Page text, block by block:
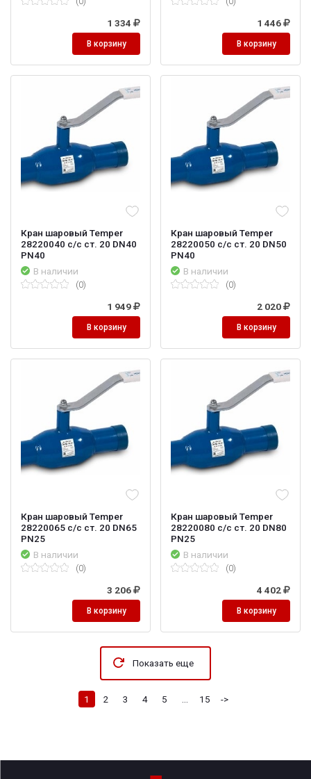
1 334
В корзину
1 446
В корзину
Кран шаровый Temper
28220040 с/с ст. 20 DN40
PN40
В наличии
(0)
1 949
В корзину
Кран шаровый Temper
28220050 с/с ст. 20 DN50
PN40
В наличии
(0)
2 020
В корзину
Кран шаровый Temper
28220065 с/с ст. 20 DN65
PN25
В наличии
(0)
3 206
В корзину
Кран шаровый Temper
28220080 с/с ст. 20 DN80
PN25
В наличии
(0)
4 402
В корзину
Показать еще
1 2 3 4 5 15 ->